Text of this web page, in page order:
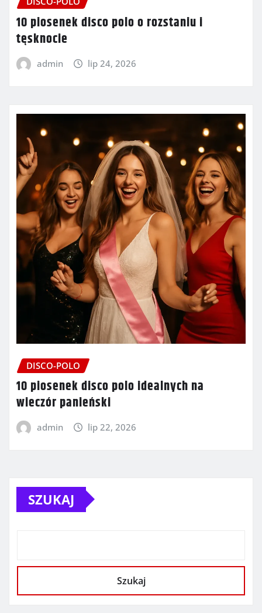
10 piosenek disco polo o rozstaniu i
tęsknocie
admin lip 24, 2026
DISCO-POLO
10 piosenek disco polo idealnych na
wieczór panieński
admin lip 22, 2026
SZUKAJ
Szukaj